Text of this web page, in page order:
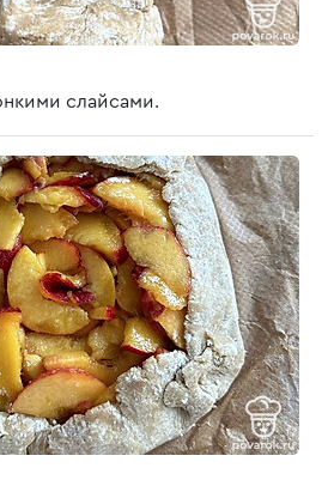
слайсами.